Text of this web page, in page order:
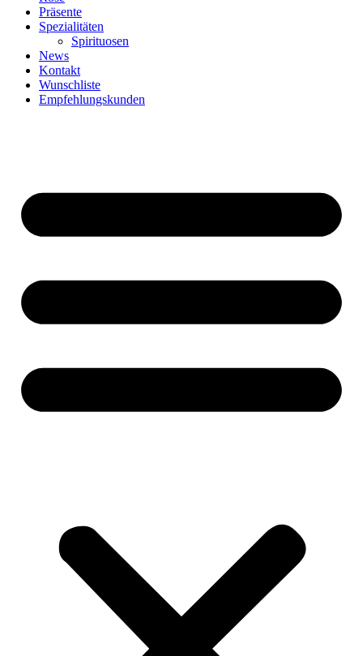
Präsente
Spezialitäten
Spirituosen
News
Kontakt
Wunschliste
Empfehlungskunden